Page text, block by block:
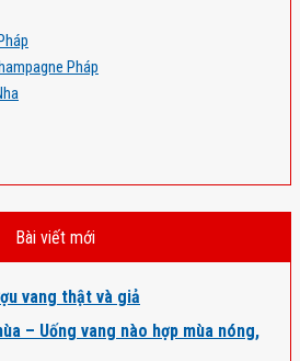
Pháp
Bài viết mới
vang thật và giả
– Uống vang nào hợp mùa nóng,